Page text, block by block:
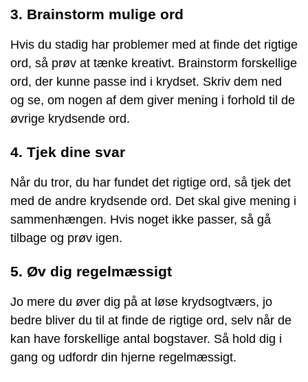
3. Brainstorm mulige ord
Hvis du stadig har problemer med at finde det rigtige
ord, så prøv at tænke kreativt. Brainstorm forskellige
ord, der kunne passe ind i krydset. Skriv dem ned
og se, om nogen af dem giver mening i forhold til de
øvrige krydsende ord.
4. Tjek dine svar
Når du tror, du har fundet det rigtige ord, så tjek det
med de andre krydsende ord. Det skal give mening i
sammenhængen. Hvis noget ikke passer, så gå
tilbage og prøv igen.
5. Øv dig regelmæssigt
Jo mere du øver dig på at løse krydsogtværs, jo
bedre bliver du til at finde de rigtige ord, selv når de
kan have forskellige antal bogstaver. Så hold dig i
gang og udfordr din hjerne regelmæssigt.